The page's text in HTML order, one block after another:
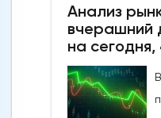
Анализ
вчерашний
на